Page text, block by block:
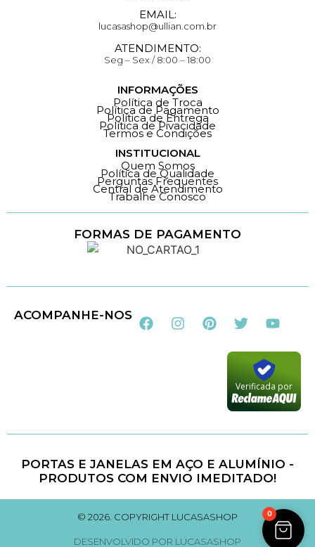
EMAIL:
lucasashop@ullian.com.br
ATENDIMENTO:
Seg – Sex / 8:00 – 18:00
INFORMAÇÕES
Política de Troca
Política de Pagamento
Política de Entrega
Política de Pivacidade
Termos e Condições
INSTITUCIONAL
Quem Somos
Política de Qualidade
Perguntas Frequentes
Central de Atendimento
Trabalhe Conosco
FORMAS DE PAGAMENTO
ACOMPANHE-NOS
Verificada por
PORTAS E JANELAS EM AÇO E ALUMÍNIO -
PRODUTOS COM ENVIO IMEDITADO!
© 2026. COPYRIGHT LUCASASHOP
DESENVOLVIDO POR LUCASASHOP
0